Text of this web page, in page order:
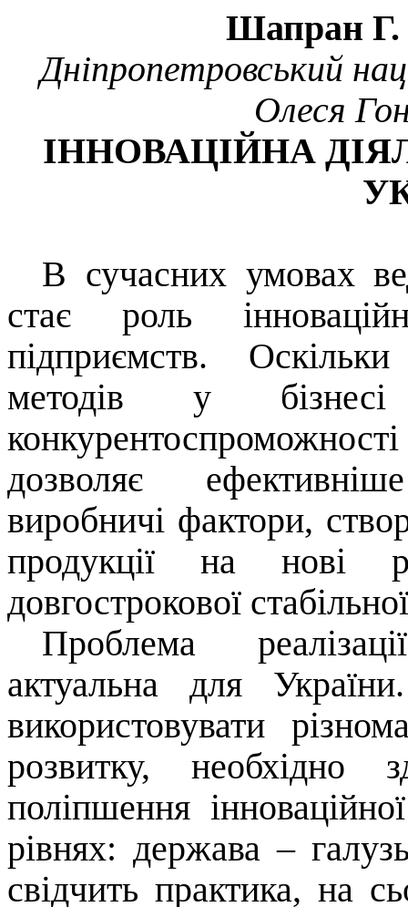
Шапран Г.
Дніпропетровський
Олеся
ІННОВАЦІЙНА
В сучасних умовах
стає роль
підприємств.
методів у
дозволяє
виробничі фактори,
продукції на нові
довгострокової
Проблема
актуальна для
використовувати
розвитку, необхідно
поліпшення
рівнях: держава –
свідчить практика, на